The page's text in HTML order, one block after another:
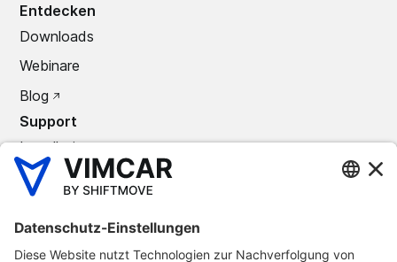
Entdecken
Downloads
Webinare
Blog
Support
Installation
Support Center
Unternehmen
Über uns